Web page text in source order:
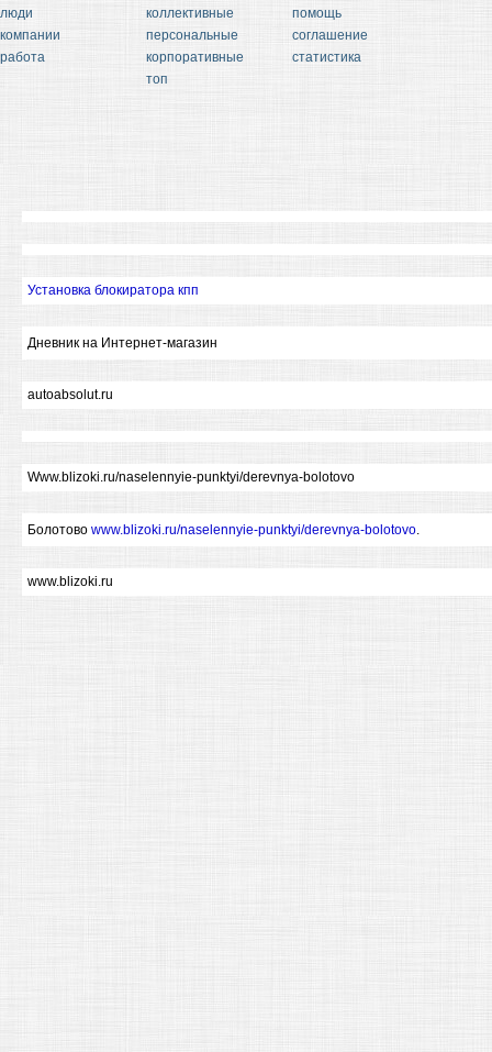
люди
компании
работа
коллективные
персональные
корпоративные
топ
помощь
соглашение
статистика
Установка блокиратора кпп
Дневник на Интернет-магазин
autoabsolut.ru
Www.blizoki.ru/naselennyie-punktyi/derevnya-bolotovo
Болотово www.blizoki.ru/naselennyie-punktyi/derevnya-bolotovo.
www.blizoki.ru